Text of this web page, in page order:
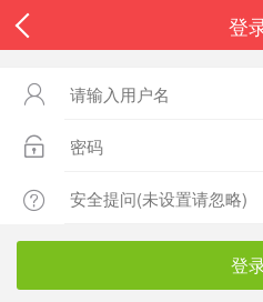
登



登